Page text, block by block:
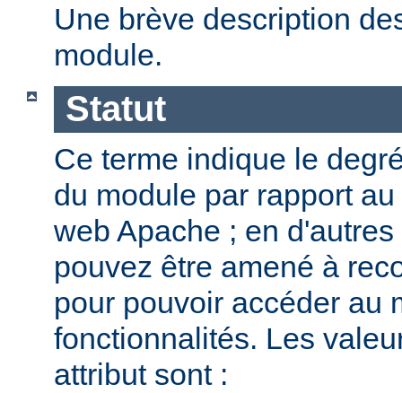
Une brève description
module.
Statut
Ce terme indique le
du module par rapport
web Apache ; en
pouvez être amené à
pour pouvoir accéder au
fonctionnalités. Les
attribut sont :